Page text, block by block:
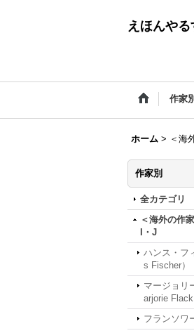
えほんや
作家別
ホーム > ＜海
作家別
全カテゴリ
＜海外の作
I・J
ハンス・フ
s Fischer）
マージョリ
arjorie Flack
フランソワ